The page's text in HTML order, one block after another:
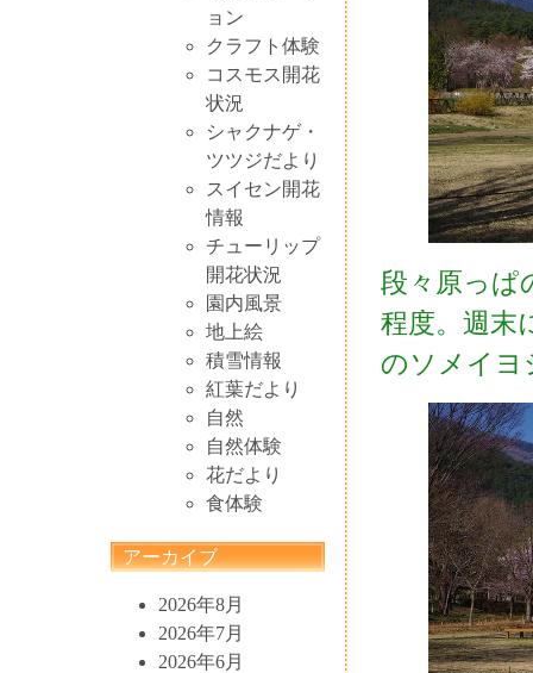
ョン
クラフト体験
コスモス開花
状況
シャクナゲ・
ツツジだより
スイセン開花
情報
チューリップ
開花状況
園内風景
地上絵
積雪情報
紅葉だより
自然
自然体験
花だより
食体験
アーカイブ
2026年8月
2026年7月
2026年6月
段々原っぱ
程度。週末
のソメイヨ